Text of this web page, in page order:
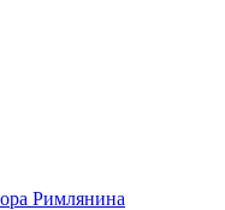
Римлянина